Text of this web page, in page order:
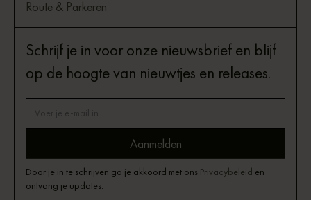
Route & Parkeren
Schrijf je in voor onze nieuwsbrief en blijf
op de hoogte van nieuwtjes en releases.
Door je in te schrijven ga je akkoord met ons Privacybeleid en
ontvang je updates.